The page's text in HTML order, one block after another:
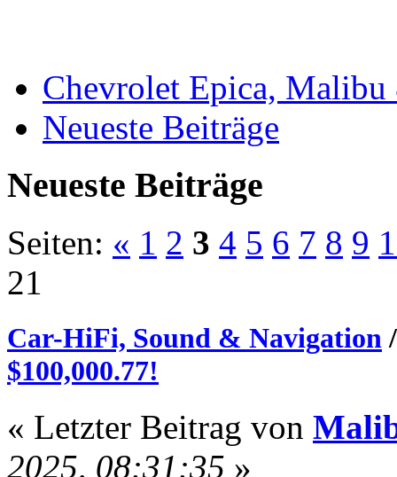
Chevrolet Epica,
Neueste Beiträge
Neueste Beiträge
Seiten: « 1 2 3 4 5 6 7 8 9
21
Car-HiFi, Sound & Navigation
$100,000.77!
« Letzter Beitrag von
2025, 08:31:35 »